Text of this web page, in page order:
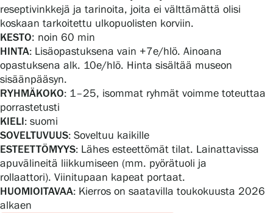
reseptivinkkejä ja tarinoita, joita ei välttämättä olisi
koskaan tarkoitettu ulkopuolisten korviin.
KESTO: noin 60 min
HINTA: Lisäopastuksena vain +7e/hlö. Ainoana
opastuksena alk. 10e/hlö. Hinta sisältää museon
sisäänpääsyn.
RYHMÄKOKO: 1–25, isommat ryhmät voimme toteuttaa
porrastetusti
KIELI: suomi
SOVELTUVUUS: Soveltuu kaikille
ESTEETTÖMYYS: Lähes esteettömät tilat. Lainattavissa
apuvälineitä liikkumiseen (mm. pyörätuoli ja
rollaattori). Viinitupaan kapeat portaat.
HUOMIOITAVAA: Kierros on saatavilla toukokuusta 2026
alkaen